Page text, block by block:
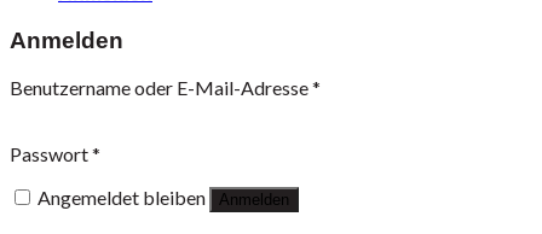
Anmelden
Benutzername oder E-Mail-Adresse*
Passwort*
Angemeldet bleiben
Anmelden